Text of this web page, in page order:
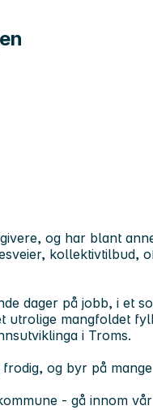
og har blant
kollektivtilbud,
dager på jobb, i et
utrolige mangfoldet
i Troms.
og byr på
- gå innom vår